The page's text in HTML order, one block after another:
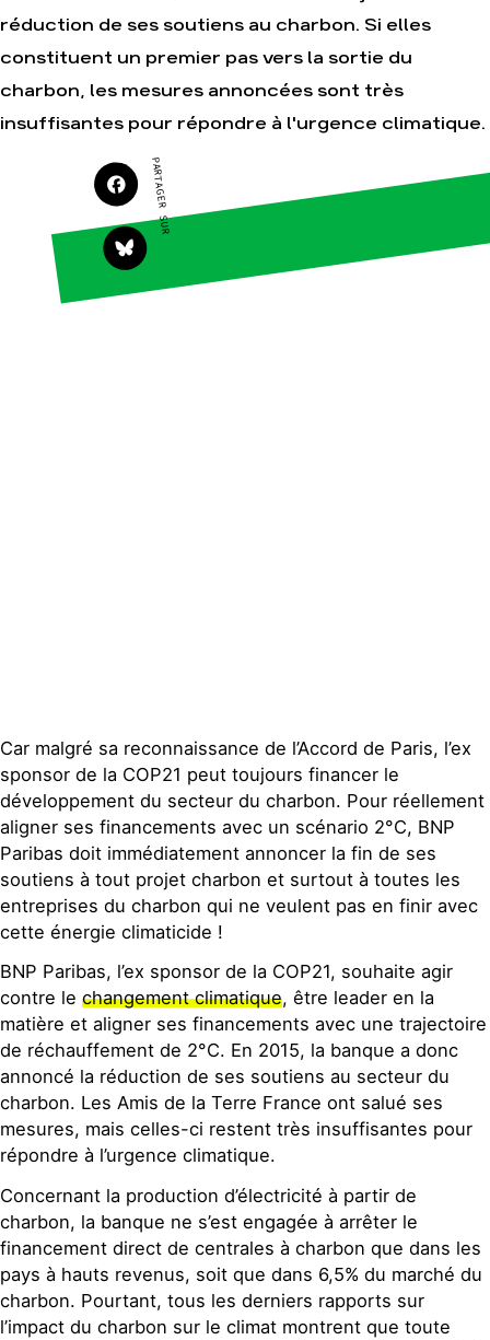
Agir
Agir au quotidien
Soutenir les
campagnes
Transmettre tout ou
patrimoine
Nos
thématiques
Climat – Énergie
Agriculture
Multinationales
réduction de ses soutiens au charbon. Si elles
constituent un premier pas vers la sortie du
charbon, les mesures annoncées sont très
insuffisantes pour répondre à l'urgence climatique.
PARTAGER SUR
Car malgré sa reconnaissance de l’Accord de Paris, l’ex
sponsor de la COP21 peut toujours financer le
développement du secteur du charbon. Pour réellement
aligner ses financements avec un scénario 2°C, BNP
Paribas doit immédiatement annoncer la fin de ses
soutiens à tout projet charbon et surtout à toutes les
entreprises du charbon qui ne veulent pas en finir avec
cette énergie climaticide !
BNP Paribas, l’ex sponsor de la COP21, souhaite agir
contre le changement climatique, être leader en la
matière et aligner ses financements avec une trajectoire
de réchauffement de 2°C. En 2015, la banque a donc
annoncé la réduction de ses soutiens au secteur du
charbon. Les Amis de la Terre France ont salué ses
mesures, mais celles-ci restent très insuffisantes pour
répondre à l’urgence climatique.
Concernant la production d’électricité à partir de
charbon, la banque ne s’est engagée à arrêter le
financement direct de centrales à charbon que dans les
pays à hauts revenus, soit que dans 6,5% du marché du
charbon. Pourtant, tous les derniers rapports sur
l’impact du charbon sur le climat montrent que toute